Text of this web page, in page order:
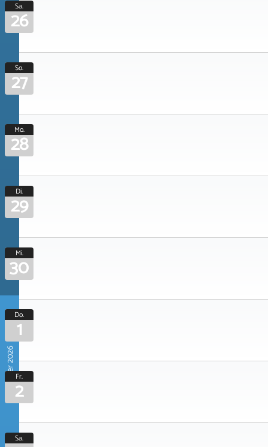
Sa.
26
So.
27
Mo.
28
Di.
29
Mi.
30
Oktober 2026
Do.
1
Fr.
2
Sa.